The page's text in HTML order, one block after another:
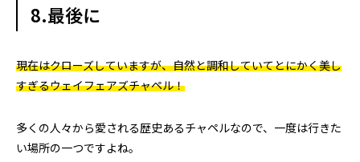
8.最後に
現在はクローズしていますが、自然と調和していてとにかく美し
すぎるウェイフェアズチャペル！
多くの人々から愛される歴史あるチャペルなので、一度は行きた
い場所の一つですよね。